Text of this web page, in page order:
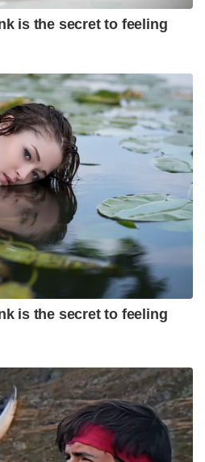
is the secret to feeling
is the secret to feeling